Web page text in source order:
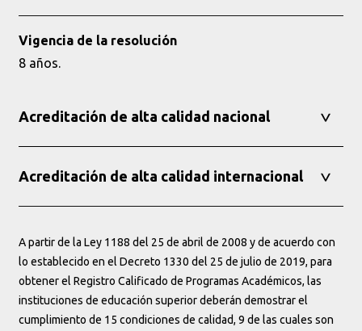
Vigencia de la resolución
8 años.
Acreditación de alta calidad nacional
Acreditación de alta calidad internacional
A partir de la Ley 1188 del 25 de abril de 2008 y de acuerdo con
lo establecido en el Decreto 1330 del 25 de julio de 2019, para
obtener el Registro Calificado de Programas Académicos, las
instituciones de educación superior deberán demostrar el
cumplimiento de 15 condiciones de calidad, 9 de las cuales son